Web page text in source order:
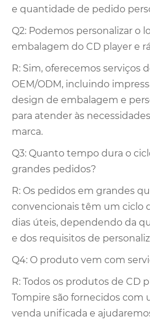
e quantidade de pedido
Q2: Podemos personalizar o
embalagem do CD player e
R: Sim, oferecemos serviços
OEM/ODM, incluindo
design de embalagem e
para atender às
marca.
Q3: Quanto tempo dura o
grandes pedidos?
R: Os pedidos em grandes
convencionais têm um ciclo
dias úteis, dependendo da
e dos requisitos de
Q4: O produto vem com
R: Todos os produtos de CD
Tompire são fornecidos com
venda unificada e